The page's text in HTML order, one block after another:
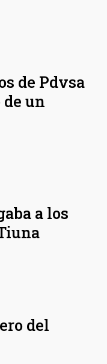
de Pdvsa
un
a los
del